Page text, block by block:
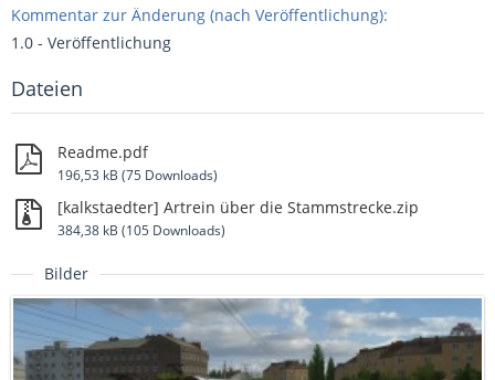
Kommentar zur Änderung (nach Veröffentlichung):
1.0 - Veröffentlichung
Dateien
Readme.pdf
196,53 kB (75 Downloads)
[kalkstaedter] Artrein über die Stammstrecke.zip
384,38 kB (105 Downloads)
Bilder